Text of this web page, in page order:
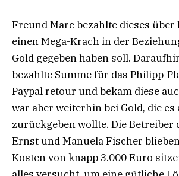
Freund Marc bezahlte dieses über
einen Mega-Krach in der
Gold gegeben haben soll.
bezahlte Summe für das Philipp-
Paypal retour und bekam diese
war aber weiterhin bei Gold, die
zurückgeben wollte. Die Betreiber
Ernst und Manuela Fischer
Kosten von knapp 3.000 Euro